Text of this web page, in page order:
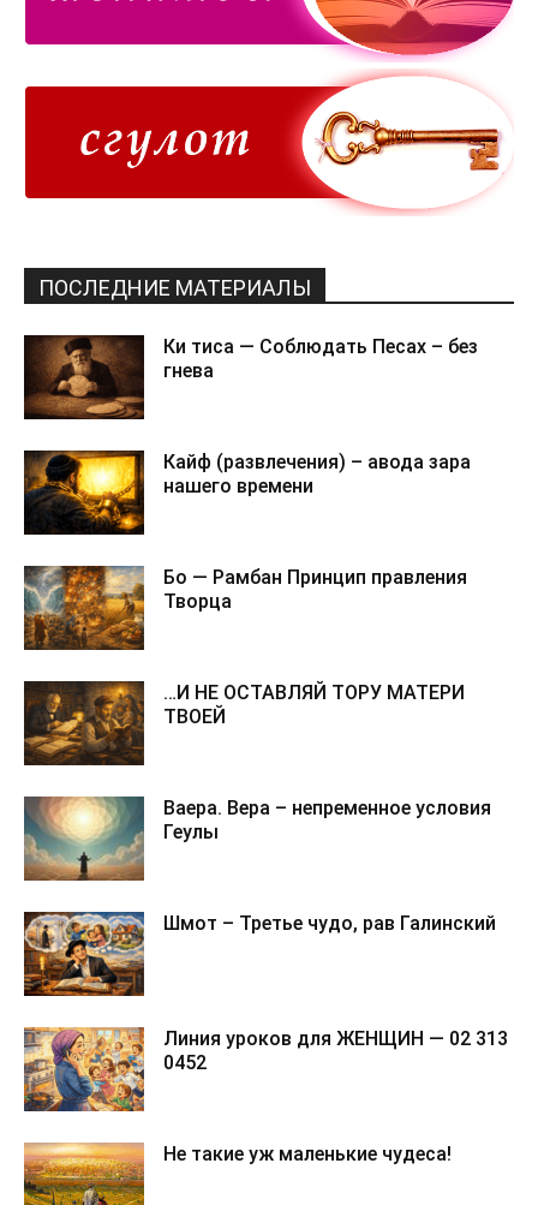
ПОСЛЕДНИЕ МАТЕРИАЛЫ
Ки тиса — Соблюдать Песах – без
гнева
Кайф (развлечения) – авода зара
нашего времени
Бо — Рамбан Принцип правления
Творца
…И НЕ ОСТАВЛЯЙ ТОРУ МАТЕРИ
ТВОЕЙ
Ваера. Вера – непременное условия
Геулы
Шмот – Третье чудо, рав Галинский
Линия уроков для ЖЕНЩИН — 02 313
0452
Не такие уж маленькие чудеса!